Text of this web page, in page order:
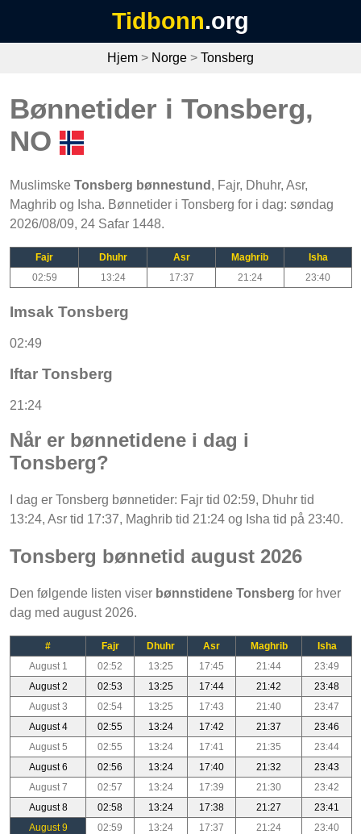
Tidbonn.org
Hjem > Norge > Tonsberg
Bønnetider i Tonsberg,
NO
Muslimske Tonsberg bønnestund , Fajr, Dhuhr, Asr,
Maghrib og Isha. Bønnetider i Tonsberg for i dag: søndag
2026/08/09, 24 Safar 1448.
Fajr Dhuhr Asr Maghrib
Isha
02:59
13:24 17:37 21:24 23:40
Imsak Tonsberg
02:49
Iftar Tonsberg
21:24
Når er bønnetidene i dag i
Tonsberg?
I dag er Tonsberg bønnetider: Fajr tid 02:59, Dhuhr tid
13:24, Asr tid 17:37, Maghrib tid 21:24 og Isha tid på 23:40.
Tonsberg bønnetid august 2026
Den følgende listen viser bønnstidene Tonsberg for hver
dag med august 2026.
# Fajr Dhuhr Asr Maghrib
Isha
August 1
02:52 13:25 17:45 21:44
23:49
August 2
02:53 13:25 17:44 21:42
23:48
August 3
02:54 13:25 17:43 21:40
23:47
August 4
02:55 13:24 17:42 21:37
23:46
August 5
02:55 13:24 17:41 21:35
23:44
August 6
02:56 13:24 17:40 21:32
23:43
August 7
02:57 13:24 17:39 21:30
23:42
August 8
02:58 13:24 17:38 21:27
23:41
August 9
02:59 13:24 17:37 21:24
23:40